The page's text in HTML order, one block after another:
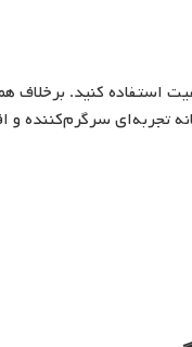
استفاده کنید. برخلاف
تجربه‌ای سرگرم‌کننده